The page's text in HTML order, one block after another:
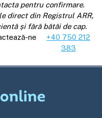
pentru confirmare.
direct din Registrul ARR,
și fără bătăi de cap.
ne
+40 750 212
383